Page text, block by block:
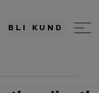
BLI KUND